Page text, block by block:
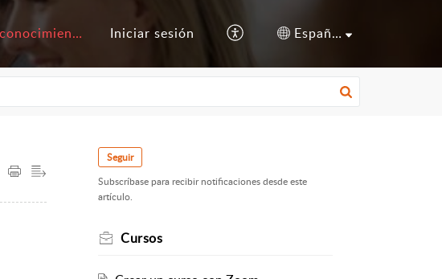
Base de conocimientos Iniciar sesión Español (España)
Seguir
Subscríbase para recibir notificaciones desde este
artículo.
Cursos